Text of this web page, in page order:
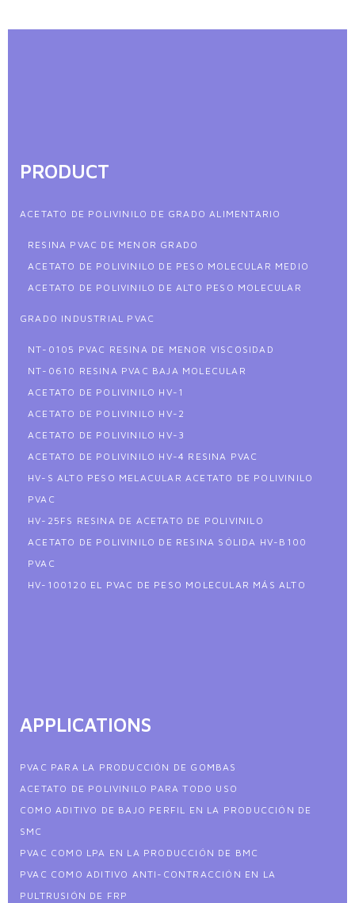
PRODUCT
ACETATO DE POLIVINILO DE GRADO ALIMENTARIO
RESINA PVAC DE MENOR GRADO
ACETATO DE POLIVINILO DE PESO MOLECULAR MEDIO
ACETATO DE POLIVINILO DE ALTO PESO MOLECULAR
GRADO INDUSTRIAL PVAC
NT-0105 PVAC RESINA DE MENOR VISCOSIDAD
NT-0610 RESINA PVAC BAJA MOLECULAR
ACETATO DE POLIVINILO HV-1
ACETATO DE POLIVINILO HV-2
ACETATO DE POLIVINILO HV-3
ACETATO DE POLIVINILO HV-4 RESINA PVAC
HV-S ALTO PESO MELACULAR ACETATO DE POLIVINILO
PVAC
HV-25FS RESINA DE ACETATO DE POLIVINILO
ACETATO DE POLIVINILO DE RESINA SÓLIDA HV-B100
PVAC
HV-100120 EL PVAC DE PESO MOLECULAR MÁS ALTO
APPLICATIONS
PVAC PARA LA PRODUCCIÓN DE GOMBAS
ACETATO DE POLIVINILO PARA TODO USO
COMO ADITIVO DE BAJO PERFIL EN LA PRODUCCIÓN DE
SMC
PVAC COMO LPA EN LA PRODUCCIÓN DE BMC
PVAC COMO ADITIVO ANTI-CONTRACCIÓN EN LA
PULTRUSIÓN DE FRP